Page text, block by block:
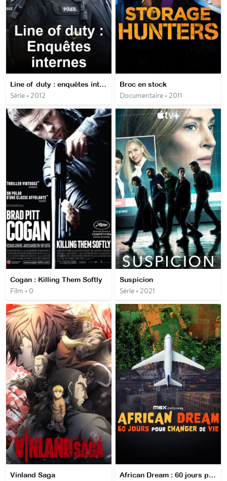
Line of duty : enquêtes internes
Série • 2012
Broc en stock
Documentaire • 2011
Cogan : Killing Them Softly
Film • 0
Suspicion
Série • 2021
Vinland Saga African Dream : 60 jours pour changer de vie